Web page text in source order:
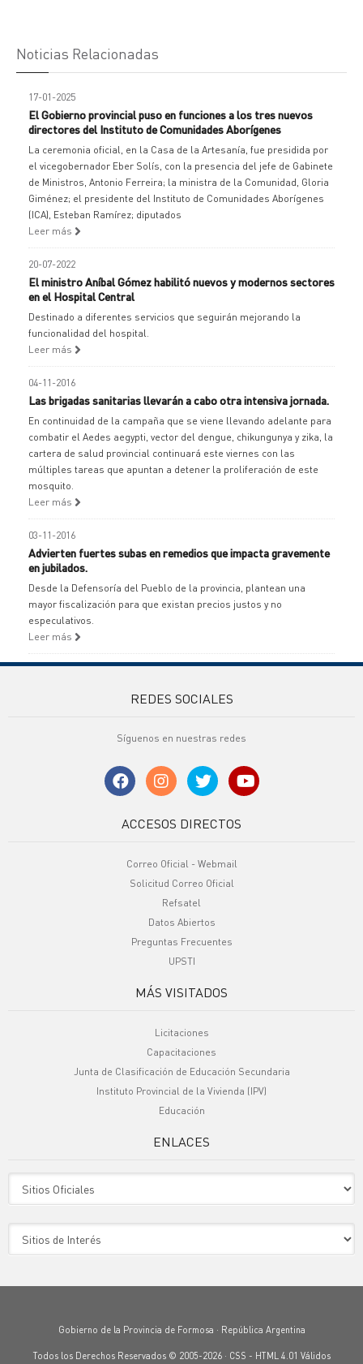
Noticias Relacionadas
17-01-2025
El Gobierno provincial puso en funciones a los tres nuevos
directores del Instituto de Comunidades Aborígenes
La ceremonia oficial, en la Casa de la Artesanía, fue presidida por
el vicegobernador Eber Solís, con la presencia del jefe de Gabinete
de Ministros, Antonio Ferreira; la ministra de la Comunidad, Gloria
Giménez; el presidente del Instituto de Comunidades Aborígenes
(ICA), Esteban Ramírez; diputados
Leer más
20-07-2022
El ministro Aníbal Gómez habilitó nuevos y modernos sectores
en el Hospital Central
Destinado a diferentes servicios que seguirán mejorando la
funcionalidad del hospital.
Leer más
04-11-2016
Las brigadas sanitarias llevarán a cabo otra intensiva jornada.
En continuidad de la campaña que se viene llevando adelante para
combatir el Aedes aegypti, vector del dengue, chikungunya y zika, la
cartera de salud provincial continuará este viernes con las
múltiples tareas que apuntan a detener la proliferación de este
mosquito.
Leer más
03-11-2016
Advierten fuertes subas en remedios que impacta gravemente
en jubilados.
Desde la Defensoría del Pueblo de la provincia, plantean una
mayor fiscalización para que existan precios justos y no
especulativos.
Leer más
REDES SOCIALES
Síguenos en nuestras redes
ACCESOS DIRECTOS
Correo Oficial - Webmail
Solicitud Correo Oficial
Refsatel
Datos Abiertos
Preguntas Frecuentes
UPSTI
MÁS VISITADOS
Licitaciones
Capacitaciones
Junta de Clasificación de Educación Secundaria
Instituto Provincial de la Vivienda (IPV)
Educación
ENLACES
Gobierno de la Provincia de Formosa · República Argentina
Todos los Derechos Reservados © 2005-2026 · CSS - HTML 4.01 Válidos